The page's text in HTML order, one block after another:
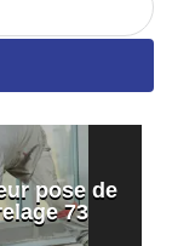
pose de
73